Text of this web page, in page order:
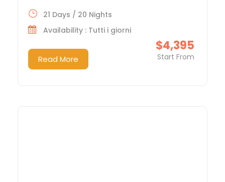
$4,395
Start From
21 Days / 20 Nights
Availability : Tutti i giorni
Read More